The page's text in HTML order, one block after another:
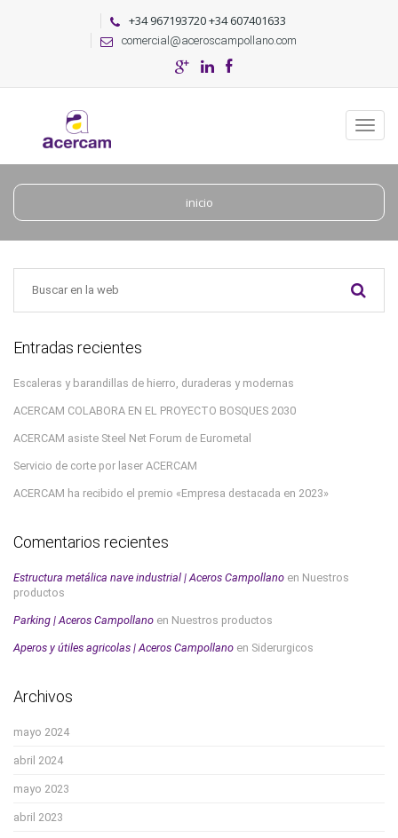
+34 967193720 +34 607401633
comercial@aceroscampollano.com
inicio
Entradas recientes
Escaleras y barandillas de hierro, duraderas y modernas
ACERCAM COLABORA EN EL PROYECTO BOSQUES 2030
ACERCAM asiste Steel Net Forum de Eurometal
Servicio de corte por laser ACERCAM
ACERCAM ha recibido el premio «Empresa destacada en 2023»
Comentarios recientes
Estructura metálica nave industrial | Aceros Campollano en Nuestros
productos
Parking | Aceros Campollano en Nuestros productos
Aperos y útiles agricolas | Aceros Campollano en Siderurgicos
Archivos
mayo 2024
abril 2024
mayo 2023
abril 2023